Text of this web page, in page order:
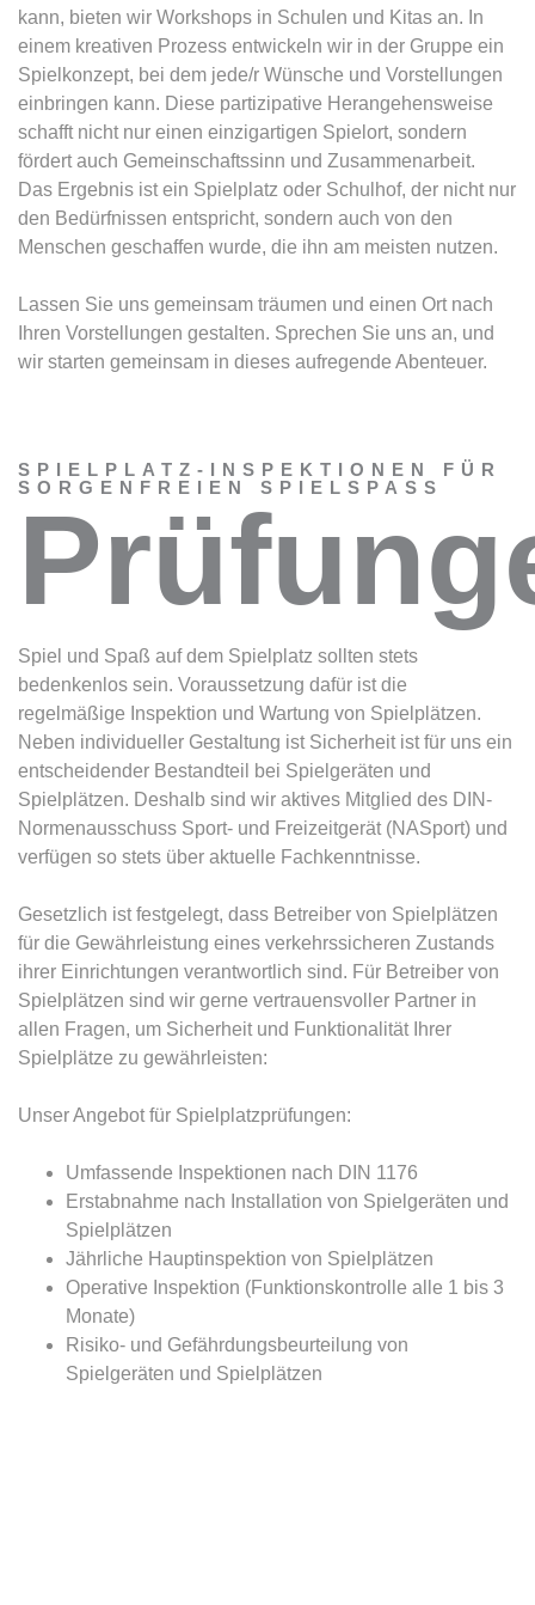
kann, bieten wir Workshops in Schulen und Kitas an. In
einem kreativen Prozess entwickeln wir in der Gruppe ein
Spielkonzept, bei dem jede/r Wünsche und Vorstellungen
einbringen kann. Diese partizipative Herangehensweise
schafft nicht nur einen einzigartigen Spielort, sondern
fördert auch Gemeinschaftssinn und Zusammenarbeit.
Das Ergebnis ist ein Spielplatz oder Schulhof, der nicht nur
den Bedürfnissen entspricht, sondern auch von den
Menschen geschaffen wurde, die ihn am meisten nutzen.
Lassen Sie uns gemeinsam träumen und einen Ort nach
Ihren Vorstellungen gestalten. Sprechen Sie uns an, und
wir starten gemeinsam in dieses aufregende Abenteuer.
SPIELPLATZ-INSPEKTIONEN FÜR
SORGENFREIEN SPIELSPASS
Spiel und Spaß auf dem Spielplatz sollten stets
bedenkenlos sein. Voraussetzung dafür ist die
regelmäßige Inspektion und Wartung von Spielplätzen.
Neben individueller Gestaltung ist Sicherheit ist für uns ein
entscheidender Bestandteil bei Spielgeräten und
Spielplätzen. Deshalb sind wir aktives Mitglied des DIN-
Normenausschuss Sport- und Freizeitgerät (NASport) und
verfügen so stets über aktuelle Fachkenntnisse.
Gesetzlich ist festgelegt, dass Betreiber von Spielplätzen
für die Gewährleistung eines verkehrssicheren Zustands
ihrer Einrichtungen verantwortlich sind. Für Betreiber von
Spielplätzen sind wir gerne vertrauensvoller Partner in
allen Fragen, um Sicherheit und Funktionalität Ihrer
Spielplätze zu gewährleisten:
Unser Angebot für Spielplatzprüfungen:
Umfassende Inspektionen nach DIN 1176
Erstabnahme nach Installation von Spielgeräten und
Spielplätzen
Jährliche Hauptinspektion von Spielplätzen
Operative Inspektion (Funktionskontrolle alle 1 bis 3
Monate)
Risiko- und Gefährdungsbeurteilung von
Spielgeräten und Spielplätzen